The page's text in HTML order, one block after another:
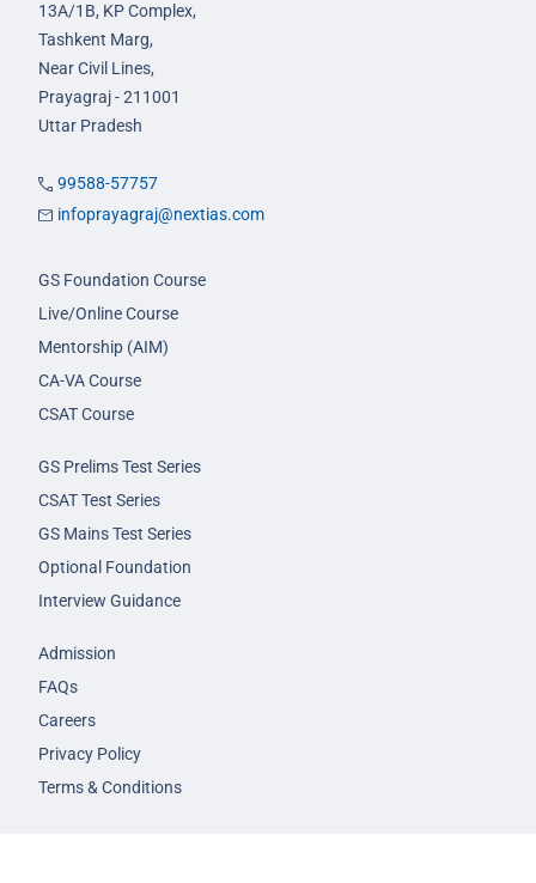
13A/1B, KP Complex,
Tashkent Marg,
Near Civil Lines,
Prayagraj - 211001
Uttar Pradesh
99588-57757
infoprayagraj@nextias.com
GS Foundation Course
Live/Online Course
Mentorship (AIM)
CA-VA Course
CSAT Course
GS Prelims Test Series
CSAT Test Series
GS Mains Test Series
Optional Foundation
Interview Guidance
Admission
FAQs
Careers
Privacy Policy
Terms & Conditions